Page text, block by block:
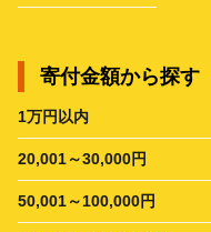
寄付金額から探す
1万円以内
20,001～30,000円
50,001～100,000円